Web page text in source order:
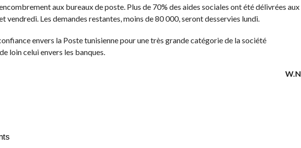
aux bureaux de poste. Plus de 70% des aides sociales ont été délivrées aux
vendredi. Les demandes restantes, moins de 80 000, seront desservies lundi.
envers la Poste tunisienne pour une très grande catégorie de la société
loin celui envers les banques.
W.N